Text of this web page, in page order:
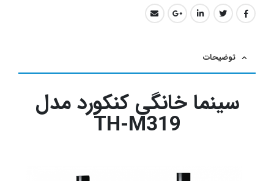
توضیحات
سینما خانگی کنکورد مدل
TH-M319